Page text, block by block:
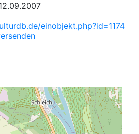
einobjekt.php?id=1174